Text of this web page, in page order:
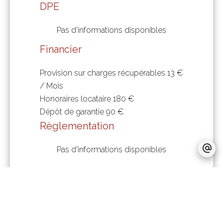
DPE
Pas d'informations disponibles
Financier
Provision sur charges récupérables 13 €
/ Mois
Honoraires locataire 180 €
Dépôt de garantie 90 €
Règlementation
Pas d'informations disponibles